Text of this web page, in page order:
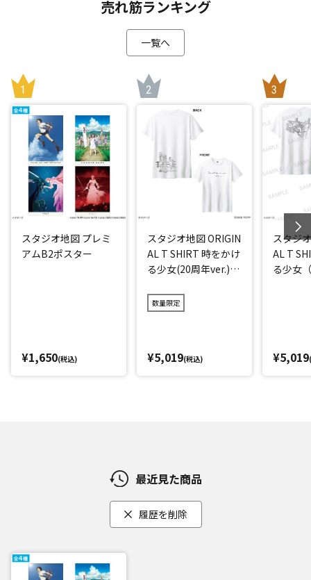
売れ筋ランキング
一覧へ
スタジオ地図 プレミ
アムB2ポスター
¥1,650(税込)
スタジオ地図 ORIGIN
AL T SHIRT 時をかけ
る少女(20周年ver.)
数量限定
¥5,019(税込)
スタジ
AL T
る少女
¥5,019
最近見た商品
履歴を削除